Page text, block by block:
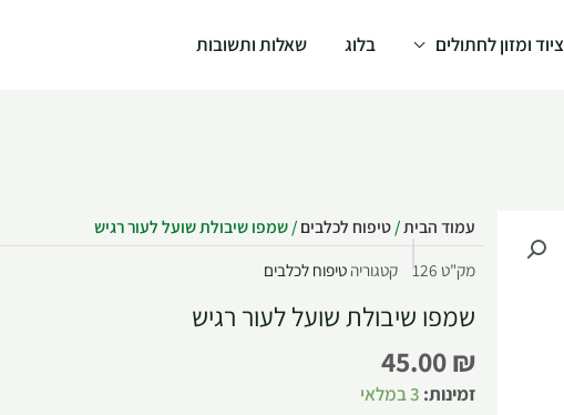
ציוד ומזון לחתולים בלוג שאלות ותשובות
עמוד הבית/ טיפוח לכלבים / שמפו שיבולת שועל לעור רגיש
מק"ט 126 קטגוריה טיפוח לכלבים
שמפו שיבולת שועל לעור רגיש
45.00₪
זמינות: 3 במלאי